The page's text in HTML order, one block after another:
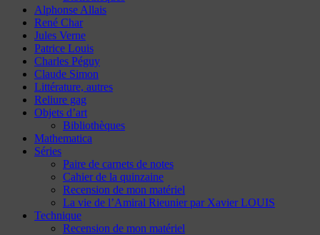
Alphonse Allais
René Char
Jules Verne
Patrice Louis
Charles Péguy
Claude Simon
Littérature, autres
Reliure gag
Objets d’art
Bibliothèques
Mathematica
Séries
Paire de carnets de notes
Cahier de la quinzaine
Recension de mon matériel
La vie de l’Amiral Rieunier par Xavier LOUIS
Technique
Recension de mon matériel